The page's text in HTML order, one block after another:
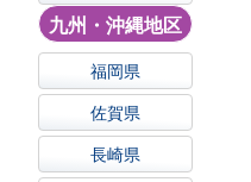
九州・沖縄地区
福岡県
佐賀県
長崎県